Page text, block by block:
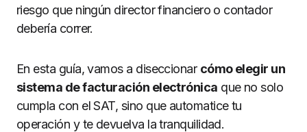
riesgo que ningún director financiero o contador
debería correr.
En esta guía, vamos a diseccionar cómo elegir un
sistema de facturación electrónica que no solo
cumpla con el SAT, sino que automatice tu
operación y te devuelva la tranquilidad.